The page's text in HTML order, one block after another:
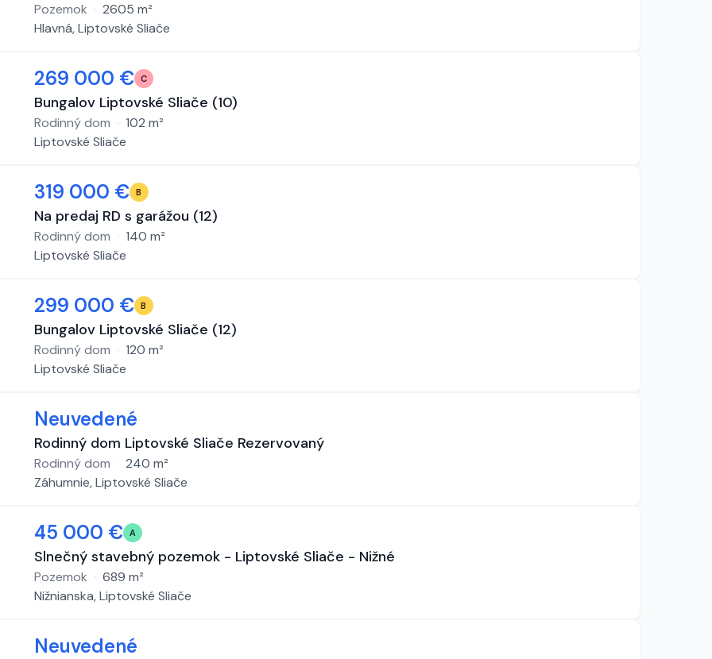
Pozemok · 2605 m²
Hlavná, Liptovské Sliače
269 000 € C
Bungalov Liptovské Sliače (10)
Rodinný dom · 102 m²
Liptovské Sliače
319 000 € B
Na predaj RD s garážou (12)
Rodinný dom · 140 m²
Liptovské Sliače
299 000 € B
Bungalov Liptovské Sliače (12)
Rodinný dom · 120 m²
Liptovské Sliače
Neuvedené
Rodinný dom Liptovské Sliače Rezervovaný
Rodinný dom · 240 m²
Záhumnie, Liptovské Sliače
45 000 € A
Slnečný stavebný pozemok - Liptovské Sliače - Nižné
Pozemok · 689 m²
Nižnianska, Liptovské Sliače
Neuvedené